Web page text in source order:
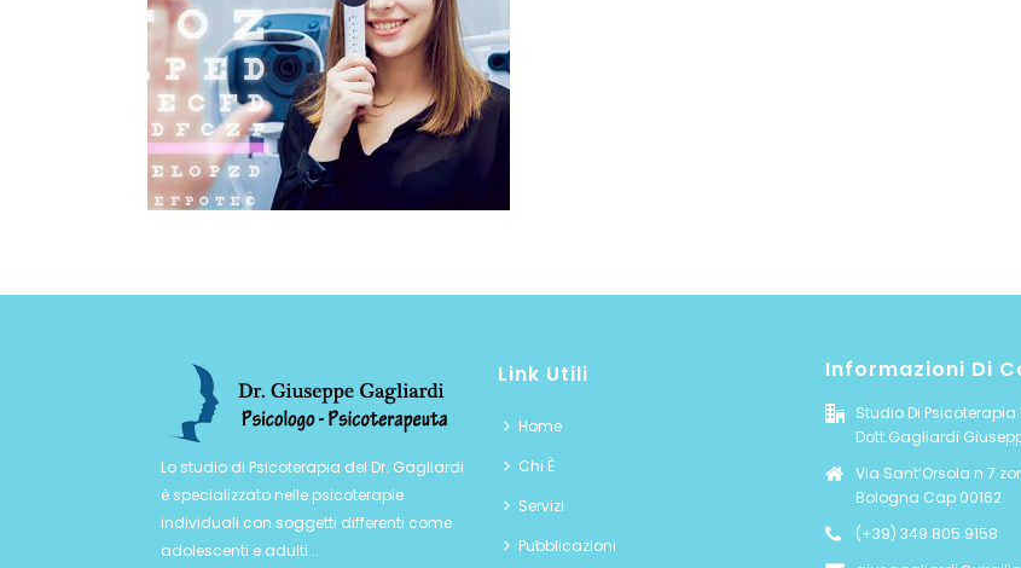
Lo studio di Psicoterapia del Dr. Gagliardi
è specializzato nelle psicoterapie
individuali con soggetti differenti come
adolescenti e adulti...
Link Utili
Home
Chi È
Servizi
Pubblicazioni
Informazioni Di
Studio Di Psicoterapia
Dott.Gagliardi
Via Sant’Orsola n 7
Bologna Cap 00162
(+39) 349 805 9158